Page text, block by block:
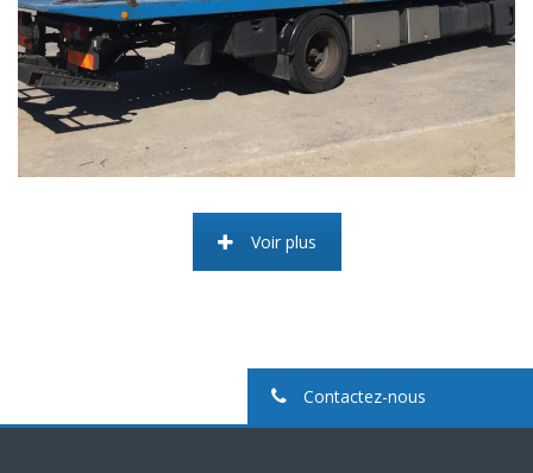
Voir plus
Contactez-nous